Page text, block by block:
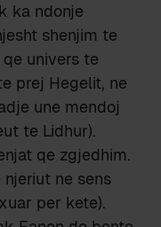
ka ndonje
shenjim te
univers te
prej Hegelit, ne
une mendoj
te Lidhur).
qe zgjedhim.
ne sens
per kete).